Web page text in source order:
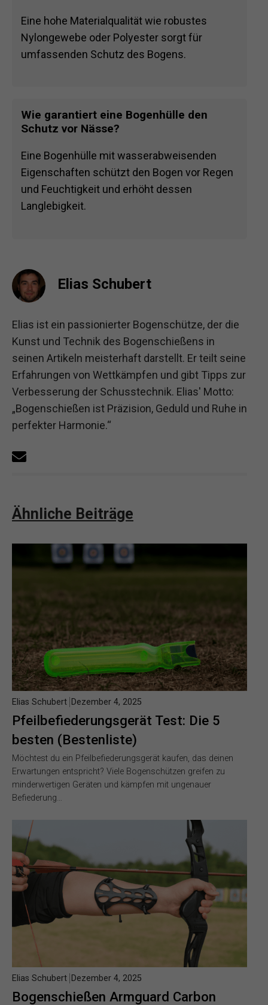
Eine hohe Materialqualität wie robustes
Nylongewebe oder Polyester sorgt für
umfassenden Schutz des Bogens.
Wie garantiert eine Bogenhülle den
Schutz vor Nässe?
Eine Bogenhülle mit wasserabweisenden
Eigenschaften schützt den Bogen vor Regen
und Feuchtigkeit und erhöht dessen
Langlebigkeit.
Elias Schubert
Elias ist ein passionierter Bogenschütze, der die
Kunst und Technik des Bogenschießens in
seinen Artikeln meisterhaft darstellt. Er teilt seine
Erfahrungen von Wettkämpfen und gibt Tipps zur
Verbesserung der Schusstechnik. Elias' Motto:
„Bogenschießen ist Präzision, Geduld und Ruhe in
perfekter Harmonie.“
Ähnliche Beiträge
Pfeilbefiederungsgerät Test: Die 5
besten (Bestenliste)
Elias Schubert Dezember 4, 2025
Möchtest du ein Pfeilbefiederungsgerät kaufen, das deinen
Erwartungen entspricht? Viele Bogenschützen greifen zu
minderwertigen Geräten und kämpfen mit ungenauer
Befiederung…
Bogenschießen Armguard Carbon
Elias Schubert Dezember 4, 2025